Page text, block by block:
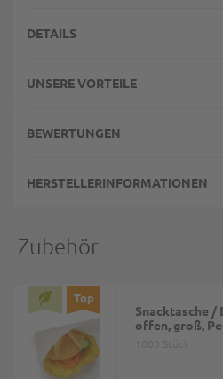
DETAILS
UNSERE VORTEILE
BEWERTUNGEN
HERSTELLERINFORMATIONEN
Zubehör
Top
Snacktasche /
offen, groß,